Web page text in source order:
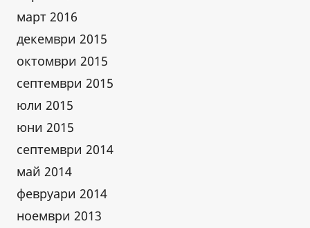
март 2016
декември 2015
октомври 2015
септември 2015
юли 2015
юни 2015
септември 2014
май 2014
февруари 2014
ноември 2013